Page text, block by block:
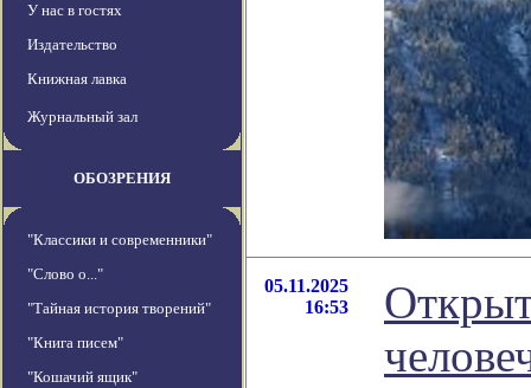
У нас в гостях
Издательство
Книжная лавка
Журнальный зал
ОБОЗРЕНИЯ
"Классики и современники"
"Слово о..."
"Тайная история творений"
"Книга писем"
"Кошачий ящик"
05.11.2025
16:53